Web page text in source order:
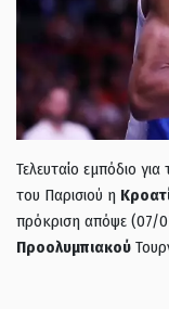
Τελευταίο εμπόδιο για
του Παρισιού η
πρόκριση απόψε (07/
Προολυμπιακού